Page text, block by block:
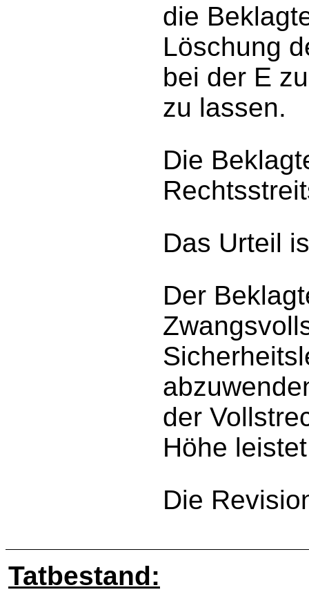
die
Löschung
bei der E
zu lassen.
Die
Das Urteil
Der
der
Höhe
Die
Tatbestand: